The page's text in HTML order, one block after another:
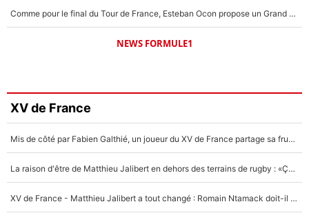
Comme pour le final du Tour de France, Esteban Ocon propose un Grand Prix de Formule 1 à Paris : «Autour de l’Arc de Triomphe, ce serait génial» !
NEWS FORMULE1
XV de France
Mis de côté par Fabien Galthié, un joueur du XV de France partage sa frustration : «ils ne me l’ont pas dit tout de suite»
La raison d'être de Matthieu Jalibert en dehors des terrains de rugby : «Ça m'atteint autant que si tu touches à un membre de ma famille»
XV de France - Matthieu Jalibert a tout changé : Romain Ntamack doit-il s’inquiéter pour sa place à un an de la Coupe du monde ?